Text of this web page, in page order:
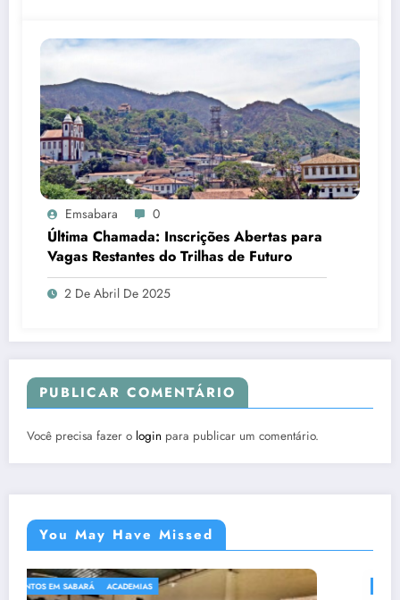
Emsabara 0
Última Chamada: Inscrições Abertas para
Vagas Restantes do Trilhas de Futuro
2 De Abril De 2025
PUBLICAR COMENTÁRIO
Você precisa fazer o login para publicar um comentário.
You May Have Missed
ACADEMIAS